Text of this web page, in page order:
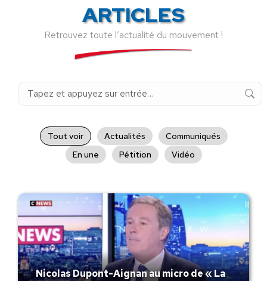
ARTICLES
Retrouvez toute l’actualité du mouvement !
Recherche
Tout voir Actualités
Communiqués
En une
Pétition Vidéo
Nicolas Dupont-Aignan au micro de « La